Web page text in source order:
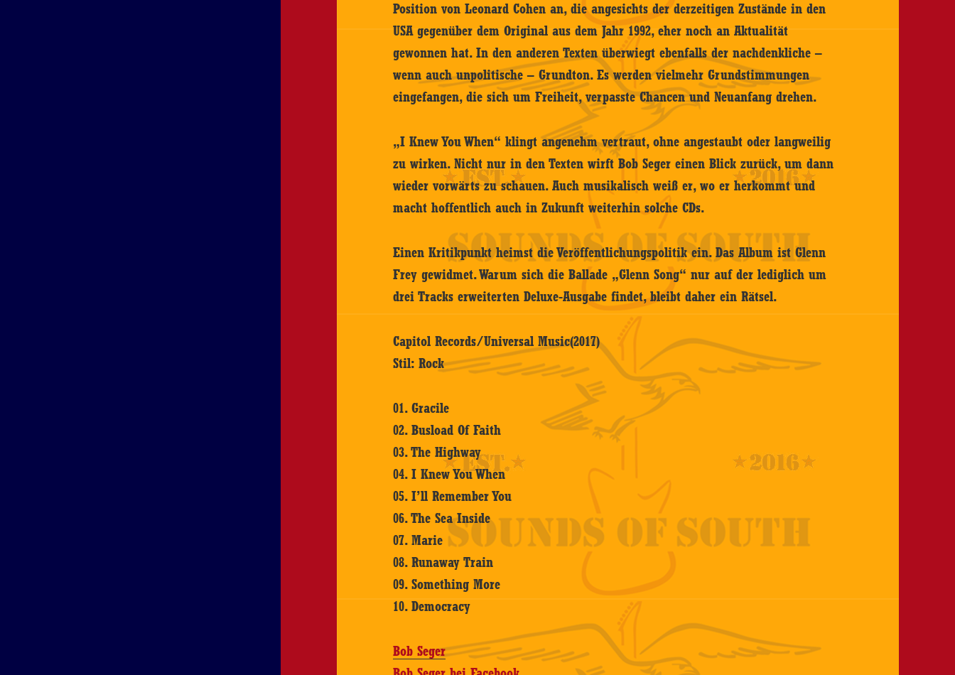
Position von Leonard Cohen an, die angesichts der derzeitigen Zustände in den
USA gegenüber dem Original aus dem Jahr 1992, eher noch an Aktualität
gewonnen hat. In den anderen Texten überwiegt ebenfalls der nachdenkliche –
wenn auch unpolitische – Grundton. Es werden vielmehr Grundstimmungen
eingefangen, die sich um Freiheit, verpasste Chancen und Neuanfang drehen.
„I Knew You When“ klingt angenehm vertraut, ohne angestaubt oder langweilig
zu wirken. Nicht nur in den Texten wirft Bob Seger einen Blick zurück, um dann
wieder vorwärts zu schauen. Auch musikalisch weiß er, wo er herkommt und
macht hoffentlich auch in Zukunft weiterhin solche CDs.
Einen Kritikpunkt heimst die Veröffentlichungspolitik ein. Das Album ist Glenn
Frey gewidmet. Warum sich die Ballade „Glenn Song“ nur auf der lediglich um
drei Tracks erweiterten Deluxe-Ausgabe findet, bleibt daher ein Rätsel.
Capitol Records/Universal Music(2017)
Stil: Rock
01. Gracile
02. Busload Of Faith
03. The Highway
04. I Knew You When
05. I’ll Remember You
06. The Sea Inside
07. Marie
08. Runaway Train
09. Something More
10. Democracy
Bob Seger